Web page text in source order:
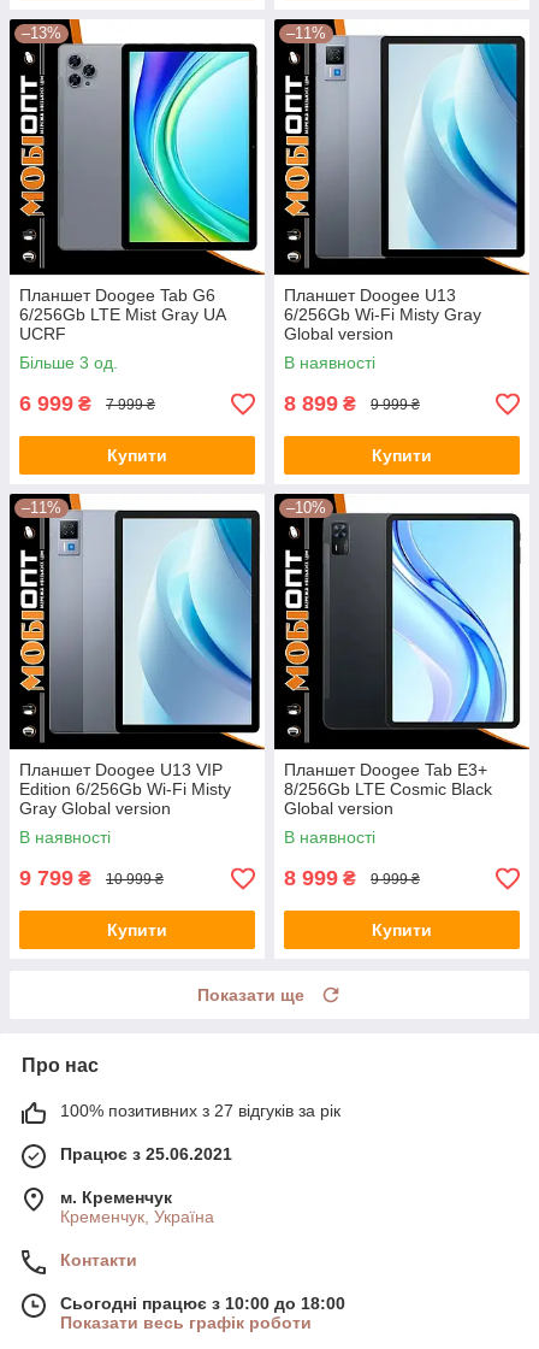
–13%
Планшет Doogee Tab G6
6/256Gb LTE Mist Gray UA
UCRF
Більше 3 од.
6 999 ₴ 7 999 ₴
Купити
–11%
Планшет Doogee U13
6/256Gb Wi-Fi Misty Gray
Global version
В наявності
8 899 ₴ 9 999 ₴
Купити
–11%
Планшет Doogee U13 VIP
Edition 6/256Gb Wi-Fi Misty
Gray Global version
В наявності
9 799 ₴ 10 999 ₴
Купити
–10%
Планшет Doogee Tab E3+
8/256Gb LTE Cosmic Black
Global version
В наявності
8 999 ₴ 9 999 ₴
Купити
Показати ще
Про нас
100% позитивних з 27 відгуків за рік
Працює з 25.06.2021
м. Кременчук
Кременчук, Україна
Контакти
Сьогодні працює з 10:00 до 18:00
Показати весь графік роботи